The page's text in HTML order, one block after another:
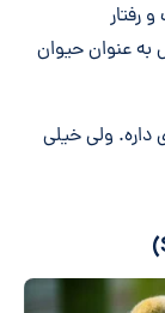
رفتار
به عنوان حیوان
داره. ولی خیلی